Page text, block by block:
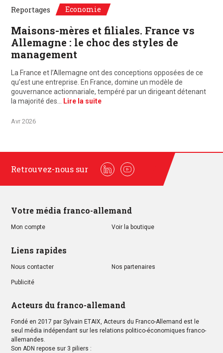
Reportages Economie
Maisons-mères et filiales. France vs
Allemagne : le choc des styles de
management
La France et l’Allemagne ont des conceptions opposées de ce
qu’est une entreprise. En France, domine un modèle de
gouvernance actionnariale, tempéré par un dirigeant détenant
la majorité des…
Lire la suite
Avr 2026
Retrouvez-nous sur
LinkedinYoutube
Votre média franco-allemand
Mon compte Voir la boutique
Liens rapides
Nous contacter Nos partenaires
Publicité
Acteurs du franco-allemand
Fondé en 2017 par Sylvain ETAIX, Acteurs du Franco-Allemand est le
seul média indépendant sur les relations politico-économiques franco-
allemandes.
Son ADN repose sur 3 piliers :